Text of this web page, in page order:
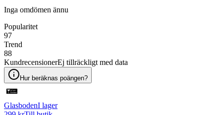
Inga omdömen ännu
Popularitet
97
Trend
88
KundrecensionerEj tillräckligt med data
Hur beräknas poängen?
GlasbodenI lager